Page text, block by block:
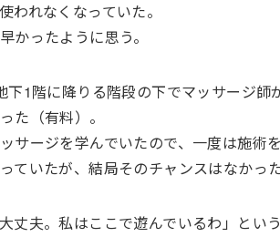
われなくなっていた。
かったように思う。
下1階に降りる階段の下でマッサージ師
た（有料）。
サージを学んでいたので、一度は施術
ていたが、結局そのチャンスはなかっ
大丈夫。私はここで遊んでいるわ」とい